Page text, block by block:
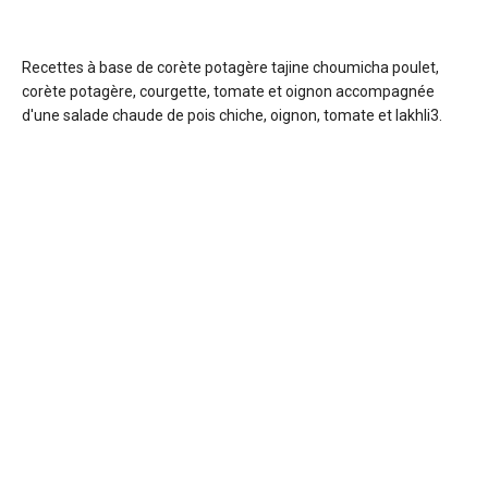
Recettes à base de corète potagère tajine choumicha poulet,
corète potagère, courgette, tomate et oignon accompagnée
d'une salade chaude de pois chiche, oignon, tomate et lakhli3.